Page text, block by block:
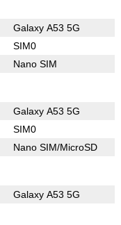
Galaxy A53 5G
SIM0
Nano SIM
Galaxy A53 5G
SIM0
Nano SIM/MicroSD
Galaxy A53 5G